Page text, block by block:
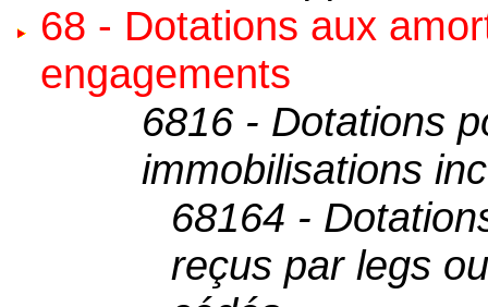
68 - Dotations aux
engagements
6816 - Dotations
immobilisations
68164 -
reçus par legs